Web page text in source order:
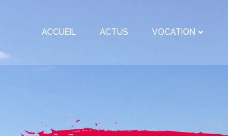
ACCUEIL ACTUS VOCATION